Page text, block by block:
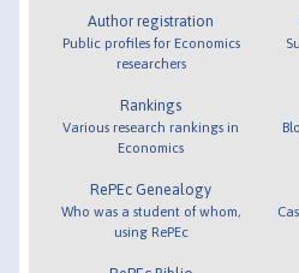
Author registration
Public profiles for Economics
researchers
Rankings
Various research rankings in
Economics
RePEc Genealogy
Who was a student of whom,
using RePEc